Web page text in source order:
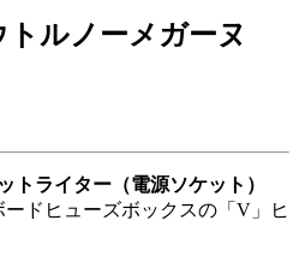
ルノーメガーヌ
トライター（電源ソケット）
ドヒューズボックスの「V」ヒ